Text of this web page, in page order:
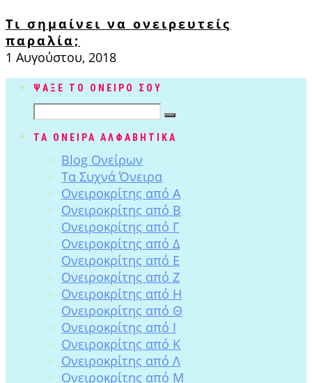
Τι σημαίνει να ονειρευτείς
παραλία;
1 Αυγούστου, 2018
ΨΑΞΕ ΤΟ ΟΝΕΙΡΟ ΣΟΥ
ΤΑ ΟΝΕΙΡΑ ΑΛΦΑΒΗΤΙΚΑ
Blog Ονείρων
Tα Συχνά Όνειρα
Ονειροκρίτης από Α
Ονειροκρίτης από Β
Ονειροκρίτης από Γ
Ονειροκρίτης από Δ
Ονειροκρίτης από Ε
Ονειροκρίτης από Ζ
Ονειροκρίτης από Η
Ονειροκρίτης από Θ
Ονειροκρίτης από Ι
Ονειροκρίτης από Κ
Ονειροκρίτης από Λ
Ονειροκρίτης από Μ